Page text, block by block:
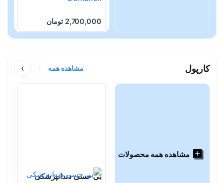
2,700,000 تومان
کارپول مشاهده همه ‹
›
مشاهده همه محصولات
بی حسی دندانپزشکی